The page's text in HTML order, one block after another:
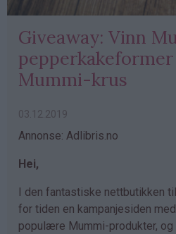
Giveaway: Vinn
Mummi-krus
03.12.2019
Annonse: Adlibris.no
Hei,
I den fantastiske nettbutikken til
for tiden en kampanjesiden
populære Mummi-produkter,